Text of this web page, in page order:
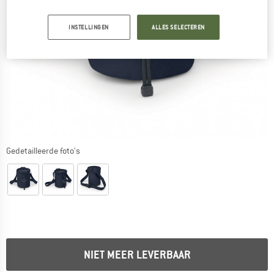
Gedetailleerde foto's
NIET MEER LEVERBAAR
INSTELLINGEN ALLES SELECTEREN